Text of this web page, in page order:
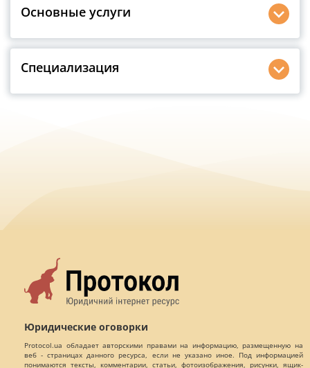
Основные услуги
Специализация
Юридические оговорки
Protocol.ua обладает авторскими правами на информацию, размещенную на
веб - страницах данного ресурса, если не указано иное. Под информацией
понимаются тексты, комментарии, статьи, фотоизображения, рисунки, ящик-